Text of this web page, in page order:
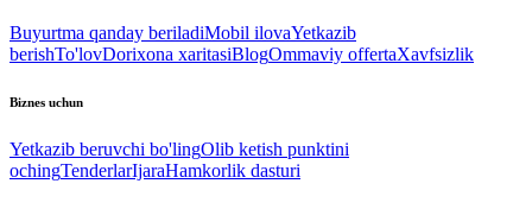
Buyurtma qanday beriladiMobil ilovaYetkazib
berishTo'lovDorixona xaritasiBlogOmmaviy offertaXavfsizlik
Biznes uchun
Yetkazib beruvchi bo'lingOlib ketish punktini
ochingTenderlarIjaraHamkorlik dasturi